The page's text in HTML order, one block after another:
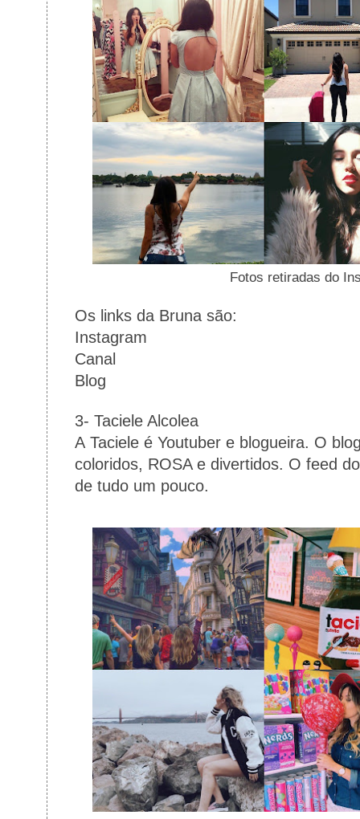
Fotos retiradas do
Os links da Bruna são:
Instagram
Canal
Blog
3- Taciele Alcolea
A Taciele é Youtuber e blogueira. O
coloridos, ROSA e divertidos. O feed
de tudo um pouco.